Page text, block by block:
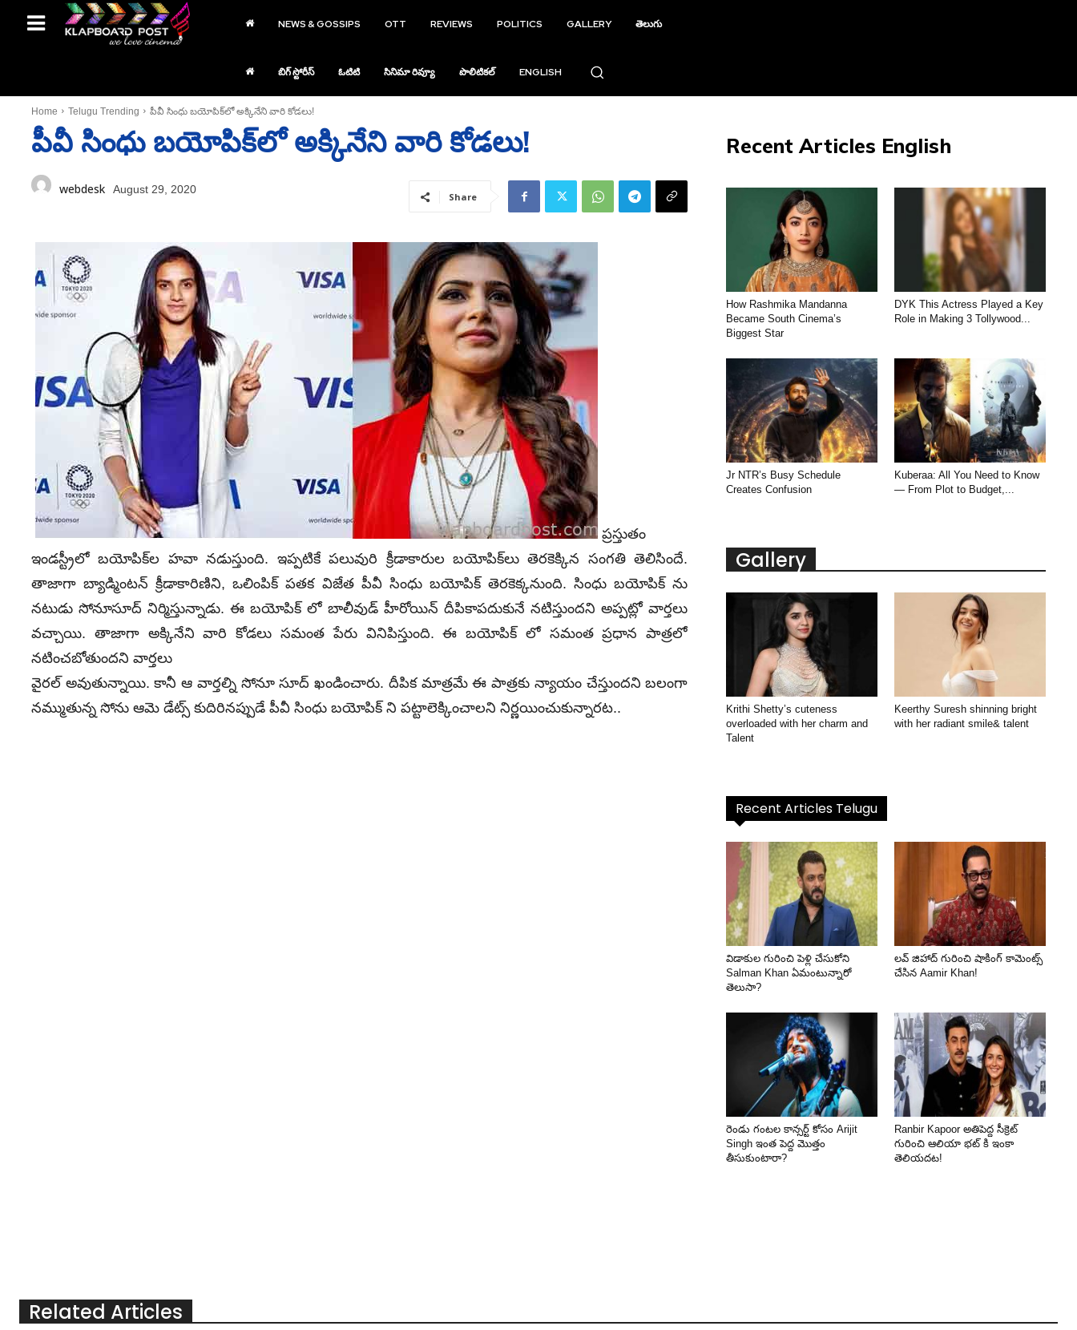
NEWS & GOSSIPS OTT REVIEWS POLITICS GALLERY తెలుగు
బిగ్ స్టోరీస్ ఓటిటి సినిమా రివ్యూ పొలిటికల్ ENGLISH
Home Telugu Trending పీవీ సింధు బయోపిక్‌లో అక్కినేని వారి కోడలు!
పీవీ సింధు బయోపిక్‌లో అక్కినేని వారి కోడలు!
webdesk August 29, 2020
Share
ప్రస్తుతం
ఇండస్ట్రీలో బయోపిక్‌ల హవా నడుస్తుంది. ఇప్పటికే పలువురి క్రీడాకారుల బయోపిక్‌లు తెరకెక్కిన సంగతి తెలిసిందే.
తాజాగా బ్యాడ్మింటన్‌ క్రీడాకారిణిని, ఒలింపిక్ పతక విజేత పీవీ సింధు బయోపిక్‌ తెరకెక్కనుంది. సింధు బయోపిక్ ను
నటుడు సోనూసూద్ నిర్మిస్తున్నాడు. ఈ బయోపిక్ లో బాలీవుడ్ హీరోయిన్ దీపికాపదుకునే నటిస్తుందని అప్పట్లో వార్తలు
వచ్చాయి. తాజాగా అక్కినేని వారి కోడలు సమంత పేరు వినిపిస్తుంది. ఈ బయోపిక్ లో సమంత ప్రధాన పాత్రలో
నటించబోతుందని వార్తలు
వైరల్‌ అవుతున్నాయి. కానీ ఆ వార్తల్ని సోనూ సూద్ ఖండించారు. దీపిక మాత్రమే ఈ పాత్రకు న్యాయం చేస్తుందని బలంగా
నమ్ముతున్న సోను ఆమె డేట్స్ కుదిరినప్పుడే పీవీ సింధు బయోపిక్ ని పట్టాలెక్కించాలని నిర్ణయించుకున్నారట..
Recent Articles English
How Rashmika Mandanna
Became South Cinema’s
Biggest Star
DYK This Actress Played a Key
Role in Making 3 Tollywood...
Jr NTR’s Busy Schedule
Creates Confusion
Kuberaa: All You Need to Know
— From Plot to Budget,...
Gallery
Krithi Shetty’s cuteness
overloaded with her charm and
Talent
Keerthy Suresh shinning bright
with her radiant smile& talent
Recent Articles Telugu
విడాకుల గురించి పెళ్లి చేసుకోని
Salman Khan ఏమంటున్నారో
తెలుసా?
లవ్ జిహాద్ గురించి షాకింగ్ కామెంట్స్
చేసిన Aamir Khan!
రెండు గంటల కాన్సర్ట్ కోసం Arijit
Singh ఇంత పెద్ద మొత్తం
తీసుకుంటారా?
Ranbir Kapoor అతిపెద్ద సీక్రెట్
గురించి ఆలియా భట్ కి ఇంకా
తెలియదట!
Related Articles